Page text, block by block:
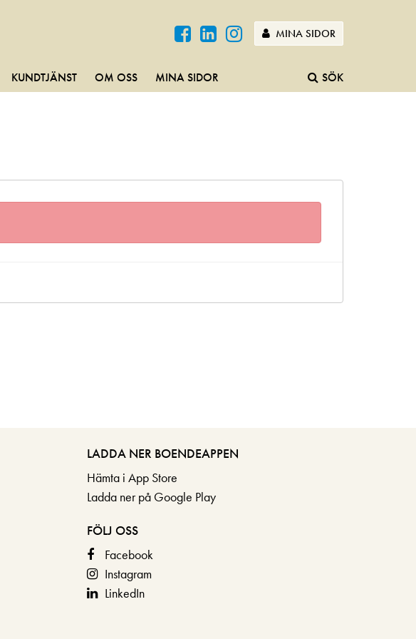
MINA SIDOR
KUNDTJÄNST OM OSS MINA SIDOR SÖK
LADDA NER BOENDEAPPEN
Hämta i App Store
Ladda ner på Google Play
FÖLJ OSS
Facebook
Instagram
LinkedIn